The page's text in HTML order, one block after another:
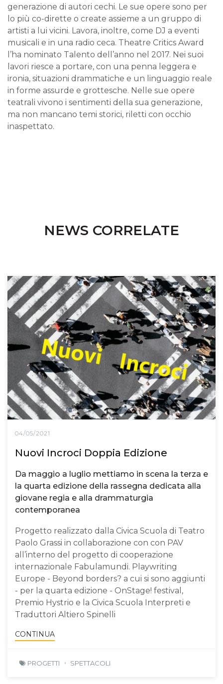
generazione di autori cechi. Le sue opere sono per
lo più co-dirette o create assieme a un gruppo di
artisti a lui vicini. Lavora, inoltre, come DJ a eventi
musicali e in una radio ceca. Theatre Critics Award
l’ha nominato Talento dell’anno nel 2017. Nei suoi
lavori riesce a portare, con una penna leggera e
ironia, situazioni drammatiche e un linguaggio reale
in forme assurde e grottesche. Nelle sue opere
teatrali vivono i sentimenti della sua generazione,
ma non mancano temi storici, riletti con occhio
inaspettato.
NEWS CORRELATE
04/05/2021
Nuovi Incroci Doppia Edizione
Da maggio a luglio mettiamo in scena la terza e
la quarta edizione della rassegna dedicata alla
giovane regia e alla drammaturgia
contemporanea
Progetto realizzato dalla Civica Scuola di Teatro
Paolo Grassi in collaborazione con con PAV
all’interno del progetto di cooperazione
internazionale Fabulamundi. Playwriting
Europe - Beyond borders? a cui si sono aggiunti
- per la quarta edizione - OnStage! festival,
Premio Hystrio e la Civica Scuola Interpreti e
Traduttori Altiero Spinelli
CONTINUA
PROGETTI SPETTACOLI